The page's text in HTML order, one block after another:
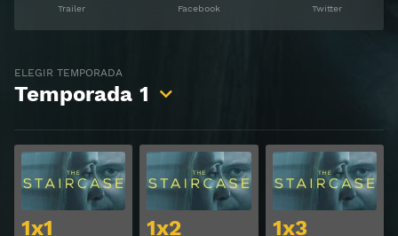
Trailer Facebook Twitter
ELEGIR TEMPORADA
Temporada 1
1x1
Ver
1x2
Ver
1x3